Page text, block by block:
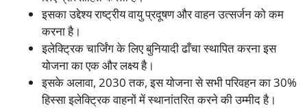
इसका उद्देश्य राष्ट्रीय वायु प्रदूषण और वाहन उत्सर्जन को कम
करना है।
इलेक्ट्रिक चार्जिंग के लिए बुनियादी ढाँचा स्थापित करना इस
योजना का एक और लक्ष्य है।
इसके अलावा, 2030 तक, इस योजना से सभी परिवहन का 30%
हिस्सा इलेक्ट्रिक वाहनों में स्थानांतरित करने की उम्मीद है।